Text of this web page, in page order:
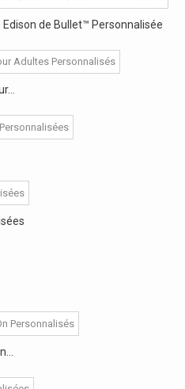
Edison de Bullet™ Personnalisée